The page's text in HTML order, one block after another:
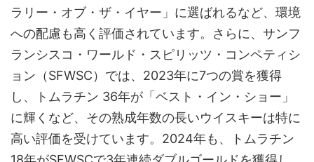
ラリー・オブ・ザ・イヤー」に選ばれるなど、環境
への配慮も高く評価されています。さらに、サンフ
ランシスコ・ワールド・スピリッツ・コンペティシ
ョン（SFWSC）では、2023年に7つの賞を獲得
し、トムラチン 36年が「ベスト・イン・ショー」
に輝くなど、その熟成年数の長いウイスキーは特に
高い評価を受けています。2024年も、トムラチン